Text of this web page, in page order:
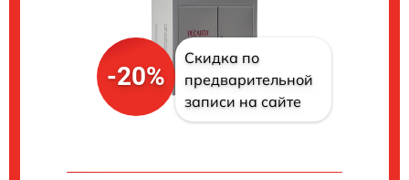
-20%
Скидка по
предварительной
записи на сайте